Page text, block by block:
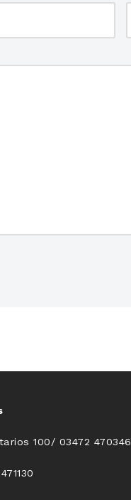
100/ 03472 470346